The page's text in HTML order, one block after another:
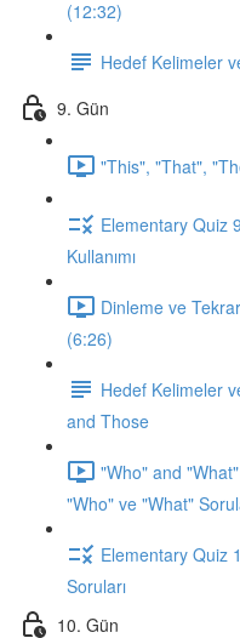
(12:32)
Hedef Kelimeler
9. Gün
"This", "That",
Elementary Quiz
Kullanımı
Dinleme ve
(6:26)
Hedef Kelimeler
and Those
"Who" and
"Who" ve "What"
Elementary Quiz
Soruları
10. Gün